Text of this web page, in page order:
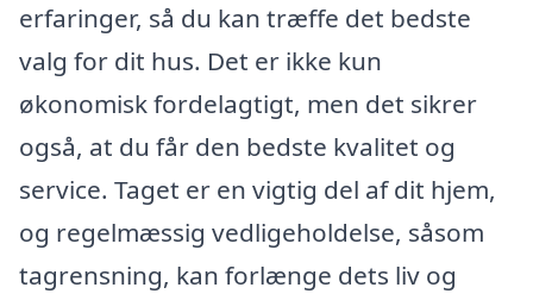
erfaringer, så du kan træffe det bedste
valg for dit hus. Det er ikke kun
økonomisk fordelagtigt, men det sikrer
også, at du får den bedste kvalitet og
service. Taget er en vigtig del af dit hjem,
og regelmæssig vedligeholdelse, såsom
tagrensning, kan forlænge dets liv og